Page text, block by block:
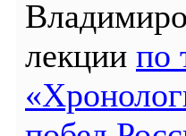
лекции по